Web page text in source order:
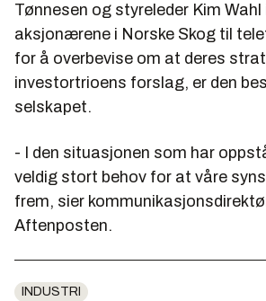
Tønnesen og styreleder Kim
aksjonærene i Norske Skog til
for å overbevise om at deres
investortrioens forslag, er den
selskapet.
- I den situasjonen som har
veldig stort behov for at våre
frem, sier
Aftenposten.
INDUSTRI